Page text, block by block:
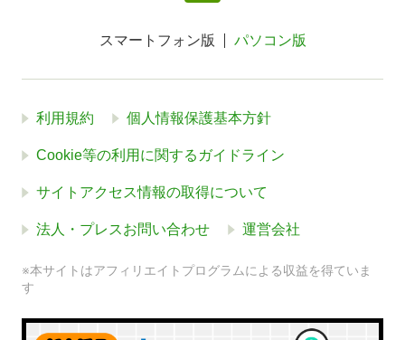
スマートフォン版 パソコン版
利用規約 個人情報保護基本方針
Cookie等の利用に関するガイドライン
サイトアクセス情報の取得について
法人・プレスお問い合わせ 運営会社
※本サイトはアフィリエイトプログラムによる収益を得ていま
す